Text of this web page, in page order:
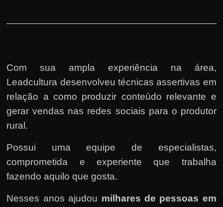
Com sua ampla experiência na área,
Leadcultura desenvolveu técnicas assertivas em
relação a como produzir conteúdo relevante e
gerar vendas nas redes sociais para o produtor
rural.
Possui uma equipe de especialistas,
comprometida e experiente que trabalha
fazendo aquilo que gosta.
Nesses anos ajudou milhares de pessoas em